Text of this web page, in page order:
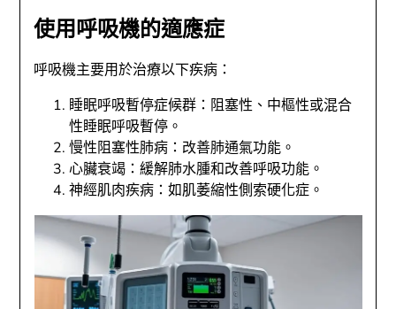
使用呼吸機的適應症
呼吸機主要用於治療以下疾病：
睡眠呼吸暫停症候群：阻塞性、中樞性或混合
性睡眠呼吸暫停。
慢性阻塞性肺病：改善肺通氣功能。
心臟衰竭：緩解肺水腫和改善呼吸功能。
神經肌肉疾病：如肌萎縮性側索硬化症。